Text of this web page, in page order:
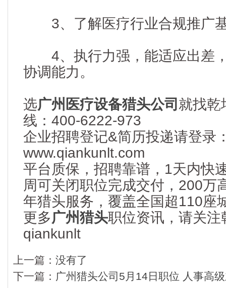
3、了解医疗行业合规推广
4、执行力强，能适应出差
协调能力。
选广州医疗设备猎头公司 就找乾
线：400-6222-973
企业招聘登记&简历投递请登录
www.qiankunlt.com
平台质保，招聘靠谱，1天内快
周可关闭职位完成交付，200万
年猎头服务，覆盖全国超110座
更多广州猎头职位资讯，请关注
qiankunlt
上一篇： 没有了
下一篇： 广州猎头公司5月14日职位 人事高